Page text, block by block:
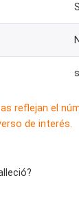
reflejan el
de interés.